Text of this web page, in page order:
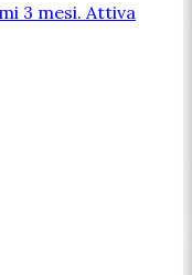
3 mesi. Attiva